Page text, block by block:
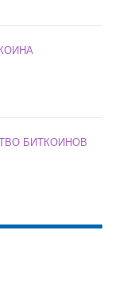
БИТКОИНОВ